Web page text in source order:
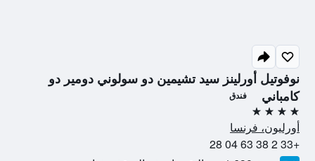
نوفوتيل أورلينز سيد تشيمين دو سولوني دومير دو
كامباني
فندق
4 نجوم
أورليون، فرنسا
+33 2 38 63 04 28